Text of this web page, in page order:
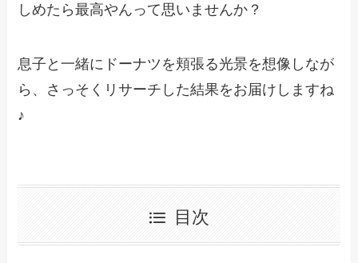
しめたら最高やんって思いませんか？
息子と一緒にドーナツを頬張る光景を想像しなが
ら、さっそくリサーチした結果をお届けしますね
♪
目次